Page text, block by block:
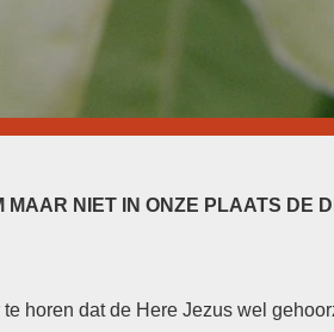
NIET IN ONZE PLAATS DE
horen dat de Here Jezus wel